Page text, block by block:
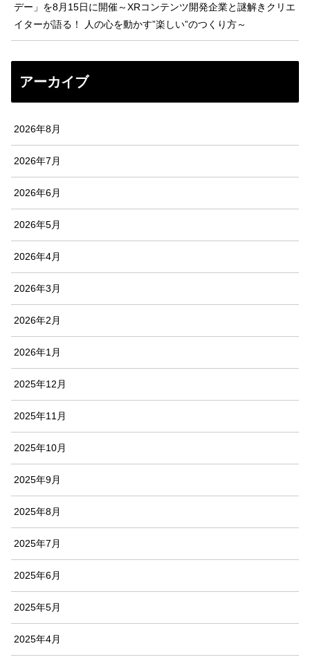
デー」を8月15日に開催～XRコンテンツ開発企業と謎解きクリエ
イターが語る！ 人の心を動かす”楽しい”のつくり方～
アーカイブ
2026年8月
2026年7月
2026年6月
2026年5月
2026年4月
2026年3月
2026年2月
2026年1月
2025年12月
2025年11月
2025年10月
2025年9月
2025年8月
2025年7月
2025年6月
2025年5月
2025年4月